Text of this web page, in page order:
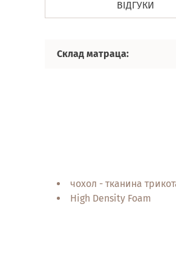
ВІДГУКИ
Склад матраца:
чохол - тканина
High Density Foam